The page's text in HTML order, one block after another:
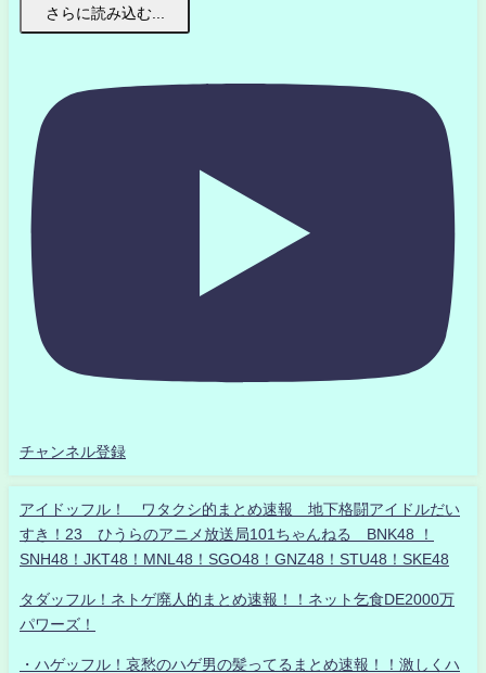
さらに読み込む...
チャンネル登録
アイドッフル！ ワタクシ的まとめ速報 地下格闘アイドルだい
すき！23 ひうらのアニメ放送局101ちゃんねる BNK48 ！
SNH48！JKT48！MNL48！SGO48！GNZ48！STU48！SKE48
タダッフル！ネトゲ廃人的まとめ速報！！ネット乞食DE2000万
パワーズ！
・ハゲッフル！哀愁のハゲ男の髪ってるまとめ速報！！激しくハ